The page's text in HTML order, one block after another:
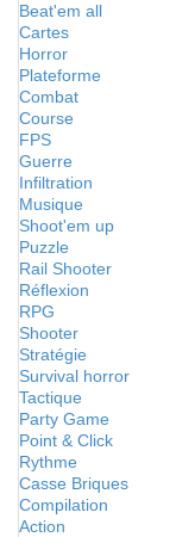
Beat'em all
Cartes
Horror
Plateforme
Combat
Course
FPS
Guerre
Infiltration
Musique
Shoot'em up
Puzzle
Rail Shooter
Réflexion
RPG
Shooter
Stratégie
Survival horror
Tactique
Party Game
Point & Click
Rythme
Casse Briques
Compilation
Action